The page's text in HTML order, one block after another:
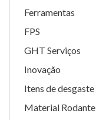
Ferramentas
FPS
GHT Serviços
Inovação
Itens de desgaste
Material Rodante